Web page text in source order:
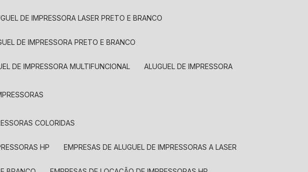
DE IMPRESSORA LASER PRETO E BRANCO
DE IMPRESSORA PRETO E BRANCO
DE IMPRESSORA MULTIFUNCIONAL ALUGUEL DE IMPRESSORA
COLORIDAS
HP EMPRESAS DE ALUGUEL DE IMPRESSORAS A LASER